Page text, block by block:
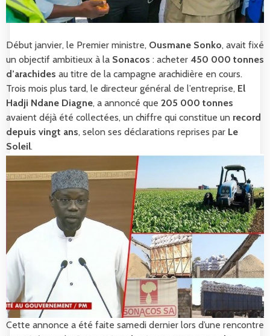
Début janvier, le Premier ministre, Ousmane Sonko, avait fixé
un objectif ambitieux à la Sonacos : acheter 450 000 tonnes
d’arachides au titre de la campagne arachidière en cours.
Trois mois plus tard, le directeur général de l’entreprise, El
Hadji Ndane Diagne, a annoncé que 205 000 tonnes
avaient déjà été collectées, un chiffre qui constitue un record
depuis vingt ans, selon ses déclarations reprises par Le
Soleil.
Cette annonce a été faite samedi dernier lors d’une rencontre